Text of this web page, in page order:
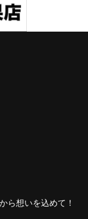
ら想いを込めて！